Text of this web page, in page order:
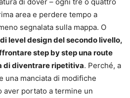
area e perdere tempo a
segnalata sulla mappa. O
level design del secondo livello,
step by step una route
di diventrare ripetitiva. Perché, a
una manciata di modifiche
aver portato a termine un